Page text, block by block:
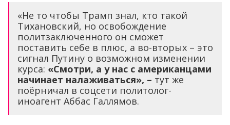
«Не то чтобы Трамп знал, кто такой
Тихановский, но освобождение
политзаключенного он сможет
поставить себе в плюс, а во-вторых – это
сигнал Путину о возможном изменении
курса: «Смотри, а у нас с американцами
начинает налаживаться», – тут же
поёрничал в соцсети политолог-
иноагент Аббас Галлямов.